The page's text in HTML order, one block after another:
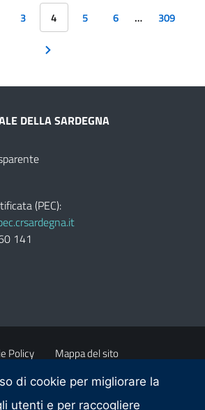
3 4 5 6 … 309
DELLA SARDEGNA
(PEC):
141
Policy Mappa del sito
di accessibilità
di cookie per migliorare la
utenti e per raccogliere